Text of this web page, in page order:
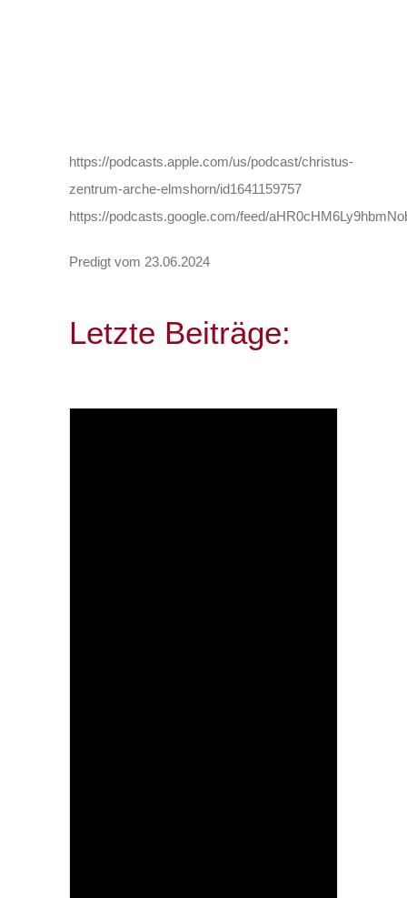
https://podcasts.apple.com/us/podcast/christus-
zentrum-arche-elmshorn/id1641159757
https://podcasts.google.com/feed/
Predigt vom 23.06.2024
Letzte Beiträge: